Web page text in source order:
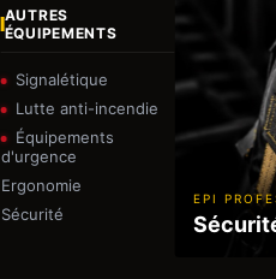
AUTRES
ÉQUIPEMENTS
Signalétique
Lutte anti-incendie
Équipements
d'urgence
Ergonomie
Sécurité
EPI